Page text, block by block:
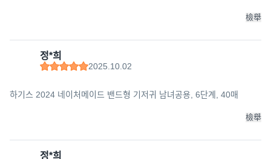
檢舉
정*희
2025.10.02
하기스 2024 네이처메이드 밴드형 기저귀 남녀공용, 6단계, 40매
檢舉
정*희